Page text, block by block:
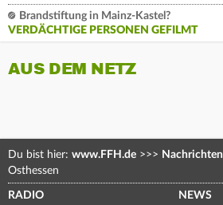
Brandstiftung in Mainz-Kastel?
VERDÄCHTIGE PERSONEN GEFILMT
AUS DEM NETZ
Du bist hier: www.FFH.de >>> Nachrichten
Osthessen
RADIO NEWS